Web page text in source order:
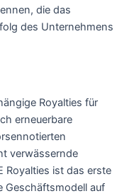
die das
des Unternehmens
Royalties für
erneuerbare
verwässernde
Royalties ist das erste
Geschäftsmodell auf